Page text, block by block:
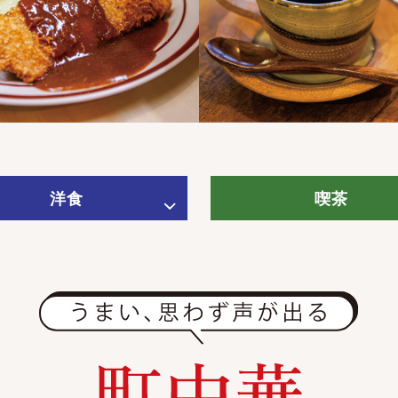
洋食 喫茶